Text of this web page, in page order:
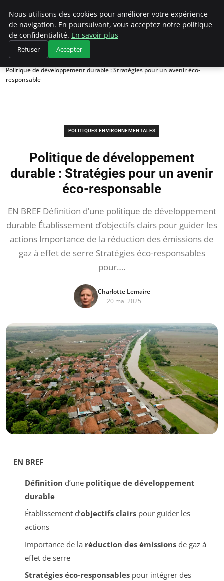
Climategatecountryclub.com
Accueil
Politiques environnementales
Politique de développement durable : Stratégies pour un avenir éco-
responsable
POLITIQUES ENVIRONNEMENTALES
Politique de développement
durable : Stratégies pour un avenir
éco-responsable
EN BREF Définition d’une politique de développement
durable Établissement d’objectifs clairs pour guider les
actions Importance de la réduction des émissions de
gaz à effet de serre Stratégies éco-responsables
pour….
Charlotte Lemaire
20 mai 2025
EN BREF
Définition d’une politique de développement
durable
Établissement d’objectifs clairspour guider les
actions
Importance de la réduction des émissionsde gaz à
effet de serre
Stratégies éco-responsablespour intégrer des
Nous utilisons des cookies pour améliorer votre expérience
de navigation. En poursuivant, vous acceptez notre politique
de confidentialité. En savoir plus
Refuser Accepter